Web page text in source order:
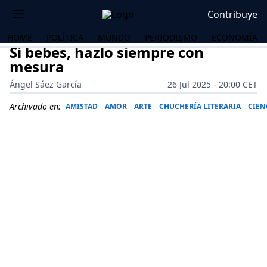
Contribuye
HOME POLÍTICA MUNDO PERIODISMO ECONOMÍA
Si bebes, hazlo siempre con
mesura
Ángel Sáez García
26 Jul 2025 - 20:00 CET
Archivado en: AMISTAD AMOR ARTE CHUCHERÍA LITERARIA